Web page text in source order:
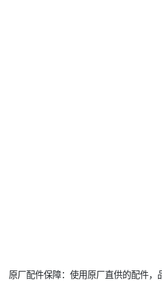
原厂配件保障：使用原厂直供的配件，